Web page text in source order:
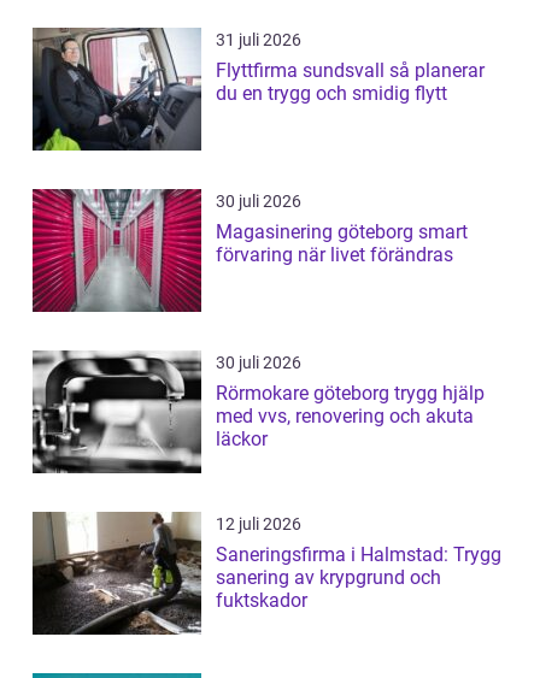
31 juli 2026
Flyttfirma sundsvall så planerar
du en trygg och smidig flytt
30 juli 2026
Magasinering göteborg smart
förvaring när livet förändras
30 juli 2026
Rörmokare göteborg trygg hjälp
med vvs, renovering och akuta
läckor
12 juli 2026
Saneringsfirma i Halmstad: Trygg
sanering av krypgrund och
fuktskador